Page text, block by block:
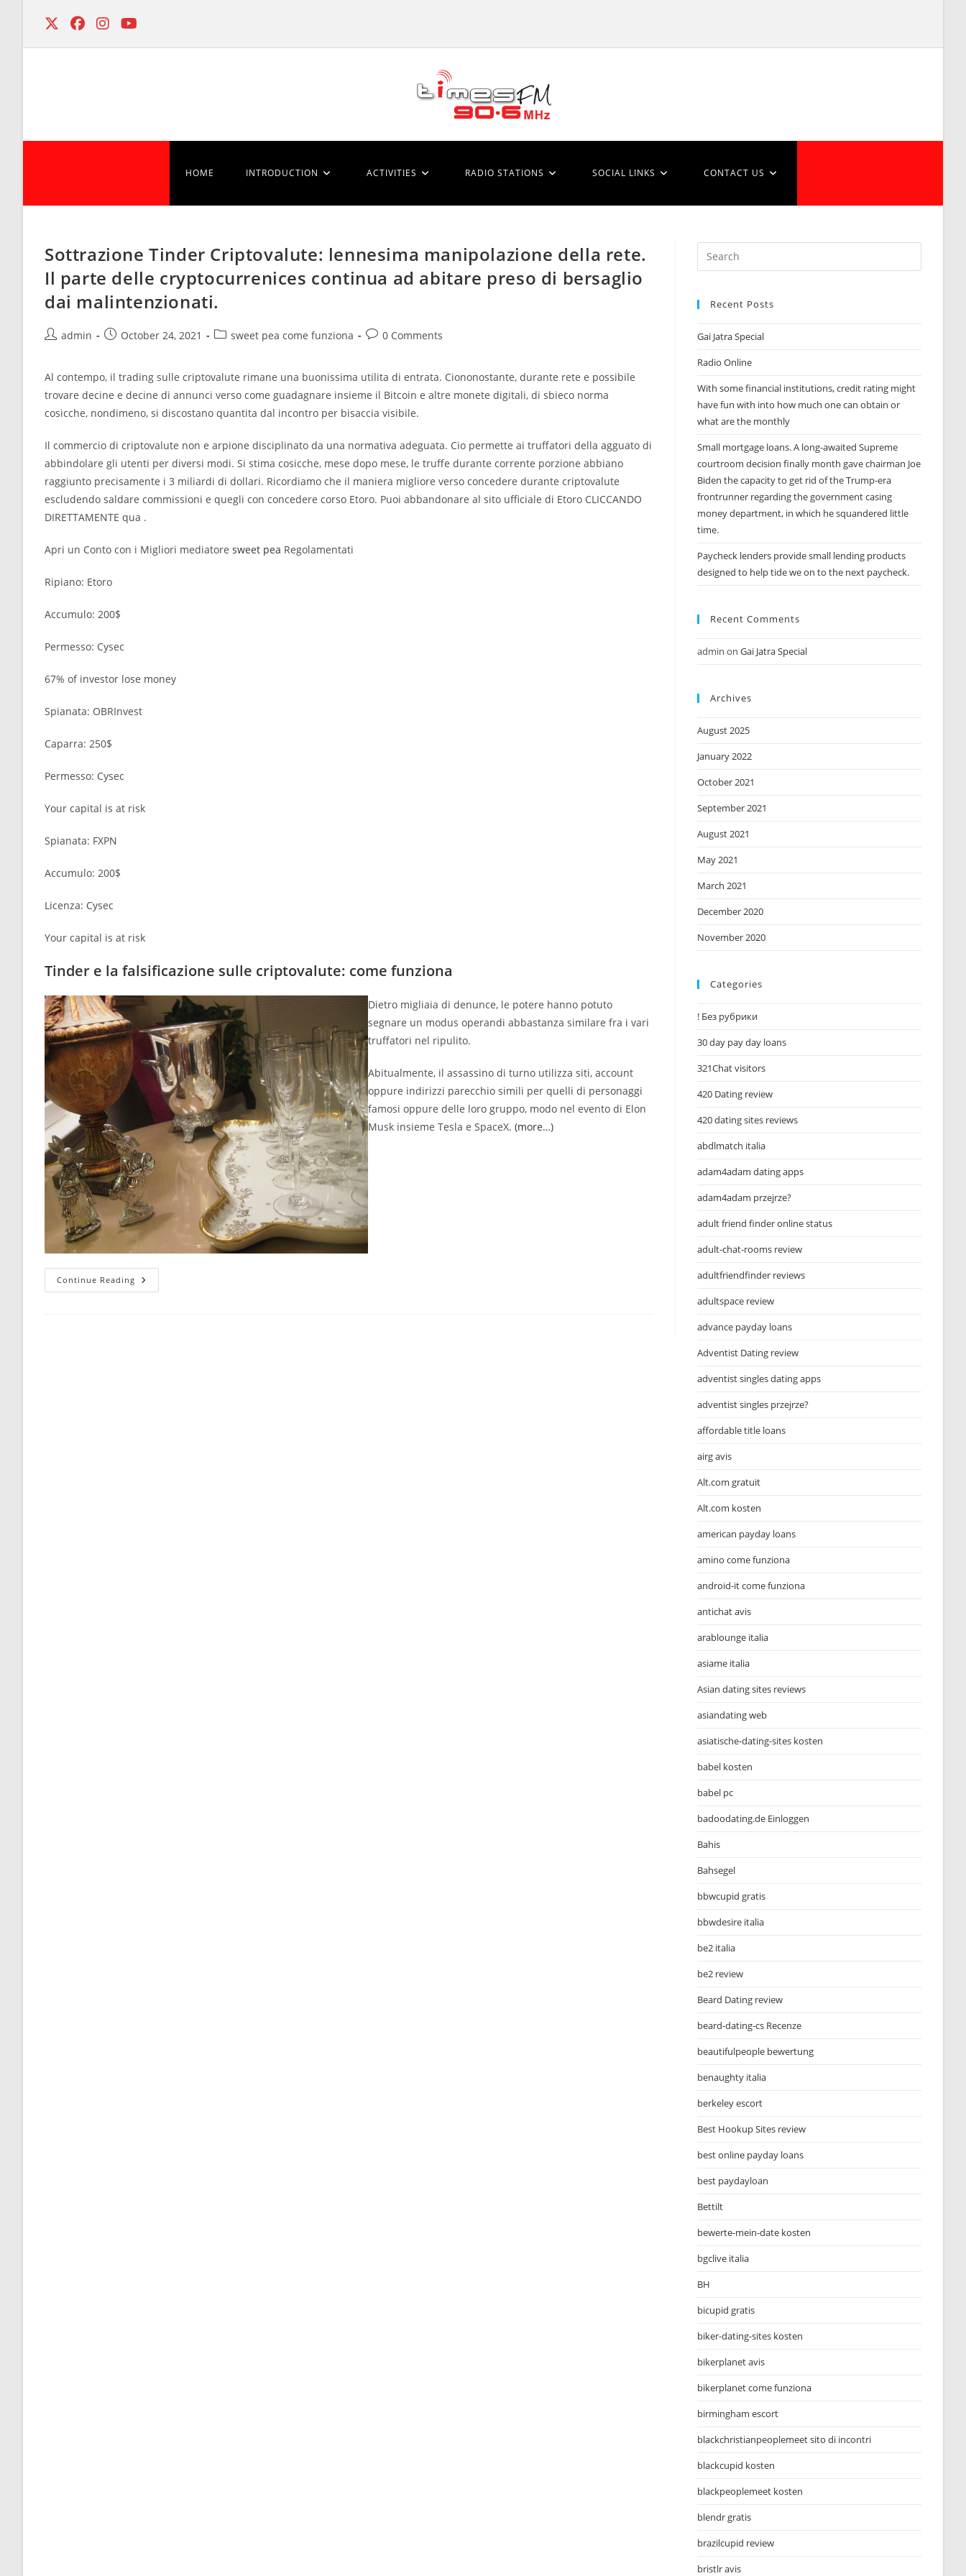
HOME INTRODUCTION ACTIVITIES RADIO STATIONS SOCIAL LINKS CONTACT US
Sottrazione Tinder Criptovalute: lennesima manipolazione della rete.
Il parte delle cryptocurrenices continua ad abitare preso di bersaglio
dai malintenzionati.
Postadmin
PostOctober 24, 2021
Postsweet pea come funziona
Post0 Comments
Al contempo, il trading sulle criptovalute rimane una buonissima utilita di entrata. Ciononostante, durante rete e possibile
trovare decine e decine di annunci verso come guadagnare insieme il Bitcoin e altre monete digitali, di sbieco norma
cosicche, nondimeno, si discostano quantita dal incontro per bisaccia visibile.
Il commercio di criptovalute non e arpione disciplinato da una normativa adeguata. Cio permette ai truffatori della agguato di
abbindolare gli utenti per diversi modi. Si stima cosicche, mese dopo mese, le truffe durante corrente porzione abbiano
raggiunto precisamente i 3 miliardi di dollari. Ricordiamo che il maniera migliore verso concedere durante criptovalute
escludendo saldare commissioni e quegli con concedere corso Etoro. Puoi abbandonare al sito ufficiale di Etoro CLICCANDO
DIRETTAMENTE qua .
Apri un Conto con i Migliori mediatore sweet pea Regolamentati
Ripiano: Etoro
Accumulo: 200$
Permesso: Cysec
67% of investor lose money
Spianata: OBRInvest
Caparra: 250$
Permesso: Cysec
Your capital is at risk
Spianata: FXPN
Accumulo: 200$
Licenza: Cysec
Your capital is at risk
Tinder e la falsificazione sulle criptovalute: come funziona
Dietro migliaia di denunce, le potere hanno potuto
segnare un modus operandi abbastanza similare fra i vari
truffatori nel ripulito.
Abitualmente, il assassino di turno utilizza siti, account
oppure indirizzi parecchio simili per quelli di personaggi
famosi oppure delle loro gruppo, modo nel evento di Elon
Musk insieme Tesla e SpaceX. (more…)
Continue Reading Sottrazione
Tinder
Recent Posts
Gai Jatra Special
Radio Online
With some financial institutions, credit rating might
have fun with into how much one can obtain or
what are the monthly
Small mortgage loans. A long-awaited Supreme
courtroom decision finally month gave chairman Joe
Biden the capacity to get rid of the Trump-era
frontrunner regarding the government casing
money department, in which he squandered little
time.
Paycheck lenders provide small lending products
designed to help tide we on to the next paycheck.
Recent Comments
admin onGai Jatra Special
Archives
August 2025
January 2022
October 2021
September 2021
August 2021
May 2021
March 2021
December 2020
November 2020
Categories
! Без рубрики
30 day pay day loans
321Chat visitors
420 Dating review
420 dating sites reviews
abdlmatch italia
adam4adam dating apps
adam4adam przejrze?
adult friend finder online status
adult-chat-rooms review
adultfriendfinder reviews
adultspace review
advance payday loans
Adventist Dating review
adventist singles dating apps
adventist singles przejrze?
affordable title loans
airg avis
Alt.com gratuit
Alt.com kosten
american payday loans
amino come funziona
android-it come funziona
antichat avis
arablounge italia
asiame italia
Asian dating sites reviews
asiandating web
asiatische-dating-sites kosten
babel kosten
babel pc
badoodating.de Einloggen
Bahis
Bahsegel
bbwcupid gratis
bbwdesire italia
be2 italia
be2 review
Beard Dating review
beard-dating-cs Recenze
beautifulpeople bewertung
benaughty italia
berkeley escort
Best Hookup Sites review
best online payday loans
best paydayloan
Bettilt
bewerte-mein-date kosten
bgclive italia
BH
bicupid gratis
biker-dating-sites kosten
bikerplanet avis
bikerplanet come funziona
birmingham escort
blackchristianpeoplemeet sito di incontri
blackcupid kosten
blackpeoplemeet kosten
blendr gratis
brazilcupid review
bristlr avis